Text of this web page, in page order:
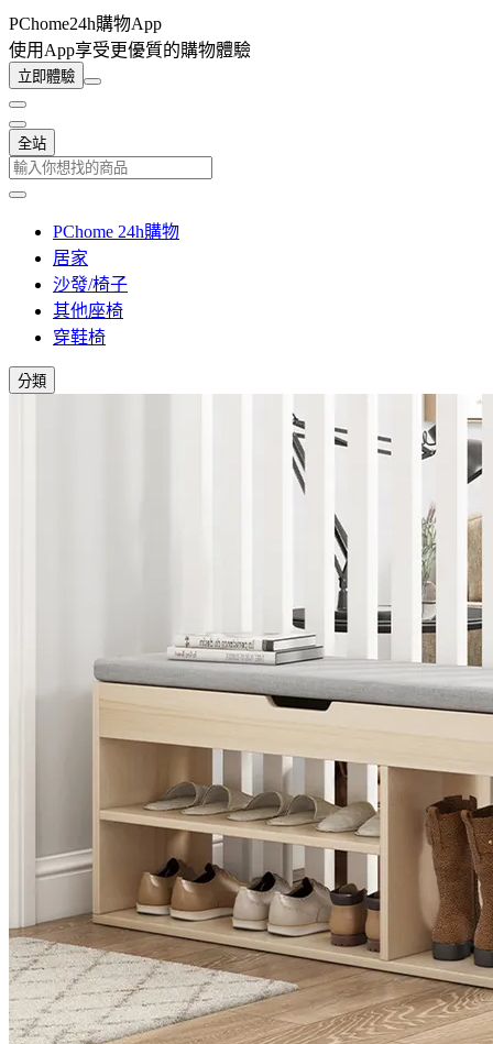
PChome24h購物App
使用App享受更優質的購物體驗
立即體驗
全站
PChome 24h購物
居家
沙發/椅子
其他座椅
穿鞋椅
分類